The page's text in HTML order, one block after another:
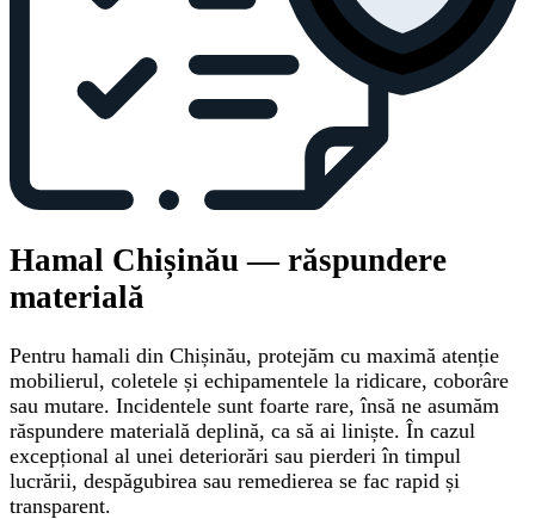
Hamal Chișinău — răspundere
materială
Pentru hamali din Chișinău, protejăm cu maximă atenție
mobilierul, coletele și echipamentele la ridicare, coborâre
sau mutare. Incidentele sunt foarte rare, însă ne asumăm
răspundere materială deplină, ca să ai liniște. În cazul
excepțional al unei deteriorări sau pierderi în timpul
lucrării, despăgubirea sau remedierea se fac rapid și
transparent.